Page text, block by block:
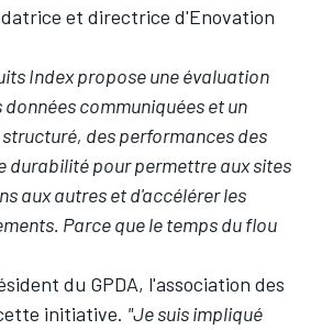
et directrice d'Enovation
Index propose une évaluation
communiquées et un
des performances des
durabilité pour permettre aux sites
aux autres et d'accélérer les
Parce que le temps du flou
du GPDA, l'association des
initiative. "Je suis impliqué